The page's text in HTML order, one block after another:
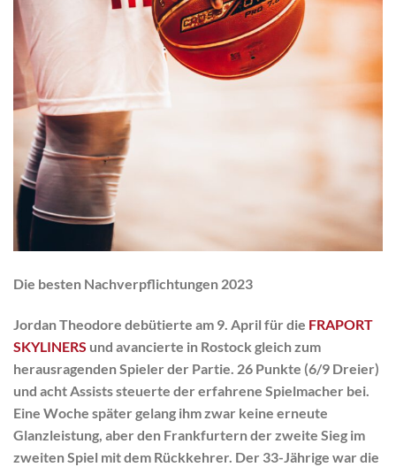
Die besten Nachverpflichtungen 2023
Jordan Theodore debütierte am 9. April für die FRAPORT
SKYLINERS und avancierte in Rostock gleich zum
herausragenden Spieler der Partie. 26 Punkte (6/9 Dreier)
und acht Assists steuerte der erfahrene Spielmacher bei.
Eine Woche später gelang ihm zwar keine erneute
Glanzleistung, aber den Frankfurtern der zweite Sieg im
zweiten Spiel mit dem Rückkehrer. Der 33-Jährige war die